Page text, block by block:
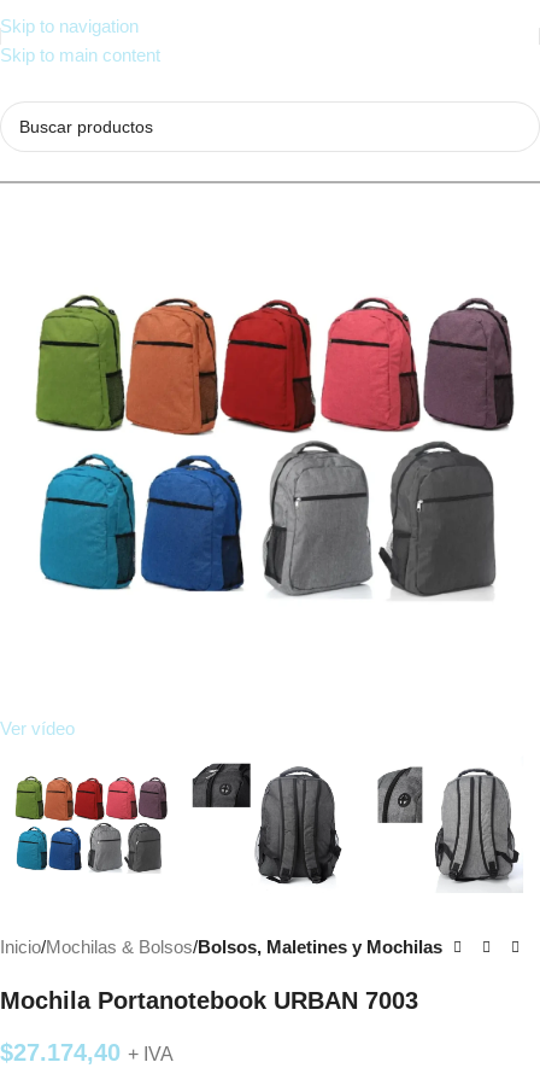
Skip to navigation
Skip to main content
Ver vídeo
Inicio Mochilas & Bolsos Bolsos, Maletines y Mochilas
Mochila Portanotebook URBAN 7003
$27.174,40 + IVA